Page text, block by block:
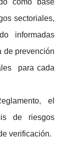
sectoriales,
informadas
de prevención
para cada
el
de riesgos
verificación.